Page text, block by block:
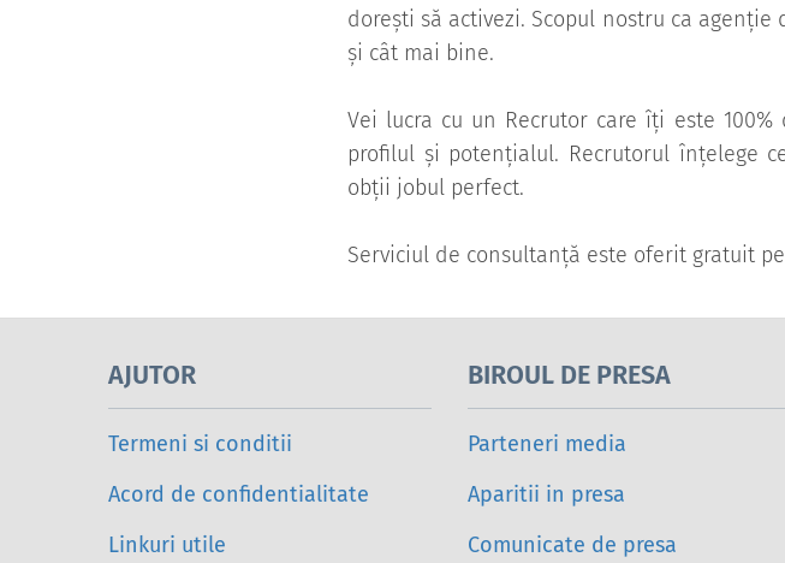
dorești să activezi. Scopul nostru ca
și cât mai bine.
Vei lucra cu un Recrutor care îți este
profilul și potențialul. Recrutorul înțelege
obții jobul perfect.
Serviciul de consultanță este oferit gratuit
AJUTOR
Termeni si conditii
Acord de confidentialitate
Linkuri utile
BIROUL DE PRESA
Parteneri media
Aparitii in presa
Comunicate de presa